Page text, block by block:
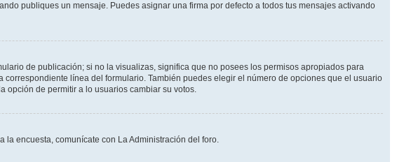
publiques un mensaje. Puedes asignar una firma por defecto a todos tus mensajes activando
de publicación; si no la visualizas, significa que no posees los permisos apropiados para
línea del formulario. También puedes elegir el número de opciones que el usuario
opción de permitir a lo usuarios cambiar su votos.
encuesta, comunícate con La Administración del foro.